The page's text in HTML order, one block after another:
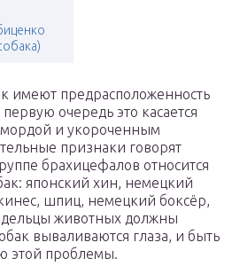
имеют предрасположенность
очередь это касается
и укороченным
признаки говорят
брахицефалов относится
японский хин, немецкий
шпиц, немецкий боксёр,
животных должны
вываливаются глаза, и быть
этой проблемы.